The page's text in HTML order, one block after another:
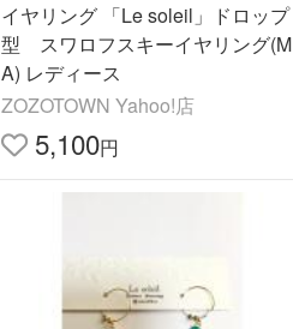
イヤリング 「Le soleil」ドロップ
型 スワロフスキーイヤリング(M
A) レディース
ZOZOTOWN Yahoo!店
5,100円